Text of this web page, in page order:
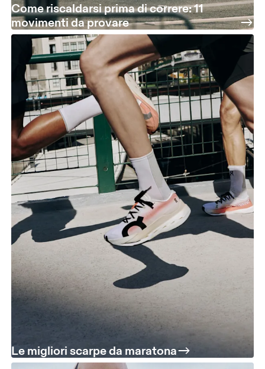
Come riscaldarsi prima di correre: 11
movimenti da provare
Le migliori scarpe da maratona